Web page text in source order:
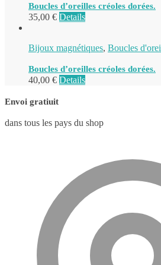
Boucles d’oreilles créoles dorées.
35,00 € Details
Bijoux magnétiques, Boucles
Boucles d’oreilles créoles dorées.
40,00 € Details
Envoi gratiuit
dans tous les pays du shop